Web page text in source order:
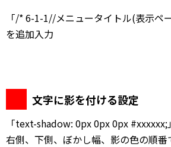
「/* 6-1-1//メニュータイトル(表示ペ
を追加入力
文字に影を付ける設定
「text-shadow: 0px 0px 0px #xxxxxx;」
右側、下側、ぼかし幅、影の色の順番